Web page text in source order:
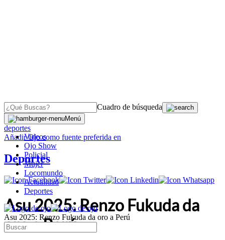
Cuadro de búsqueda
Menú
Videos
Ojo Show
Policial
Mujer
Locomundo
Actualidad
Deportes
Asu 2025: Renzo Fukuda da oro a Perú
OJO
deportes
AñadirOjocomo fuente preferida en
Deportes
Asu 2025: Renzo Fukuda da
oro a Perú